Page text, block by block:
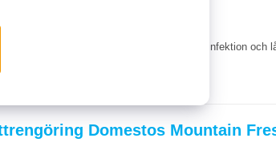
av rengöringsmedel. Kraftfull desinfektion och
och hållbar rengöring.
Avkalkning för regelbundet underhåll i hårt vatten.
Domestos Mountain